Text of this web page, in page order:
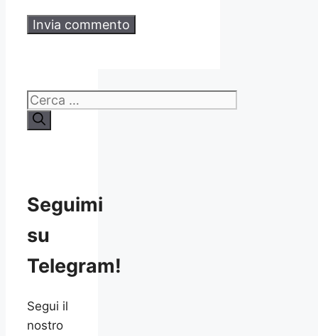
Ricerca
per:
Seguimi
su
Telegram!
Segui il
nostro